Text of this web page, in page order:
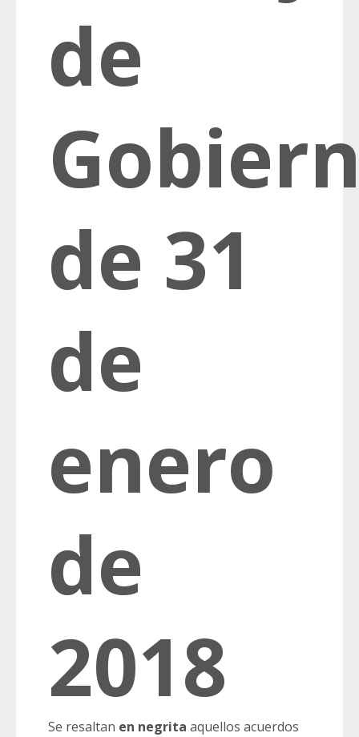
de
de 31
de
enero
de
2018
Se resaltan en negrita aquellos acuerdos